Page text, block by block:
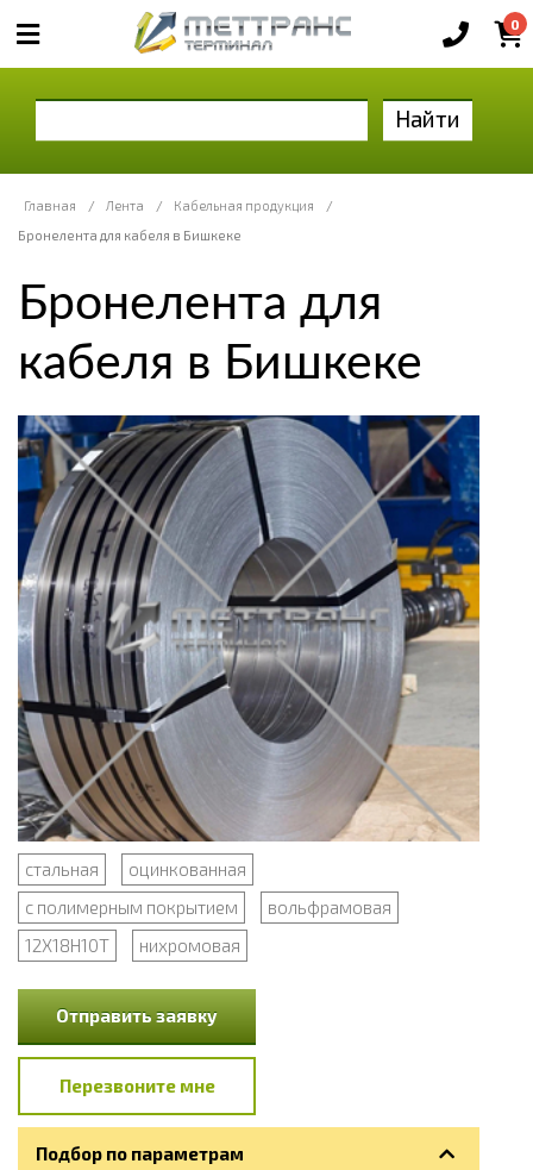
0
Найти
Главная / Лента / Кабельная продукция
/
Бронелента для кабеля в Бишкеке
Бронелента для
кабеля в Бишкеке
стальная
оцинкованная
с полимерным покрытием
вольфрамовая
12Х18Н10Т
нихромовая
Отправить заявку
Перезвоните мне
Подбор по параметрам